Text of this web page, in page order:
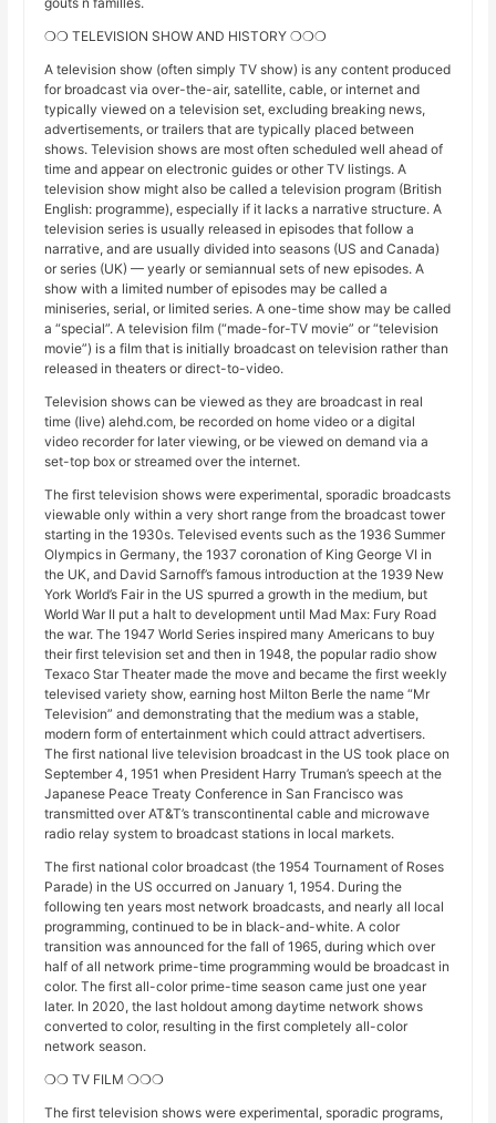
❍❍ TELEVISION SHOW AND HISTORY ❍❍❍
A television show (often simply TV show) is any content produced
for broadcast via over-the-air, satellite, cable, or internet and
typically viewed on a television set, excluding breaking news,
advertisements, or trailers that are typically placed between
shows. Television shows are most often scheduled well ahead of
time and appear on electronic guides or other TV listings. A
television show might also be called a television program (British
English: programme), especially if it lacks a narrative structure. A
television series is usually released in episodes that follow a
narrative, and are usually divided into seasons (US and Canada)
or series (UK) — yearly or semiannual sets of new episodes. A
show with a limited number of episodes may be called a
miniseries, serial, or limited series. A one-time show may be called
a “special”. A television film (“made-for-TV movie” or “television
movie”) is a film that is initially broadcast on television rather than
released in theaters or direct-to-video.
Television shows can be viewed as they are broadcast in real
time (live) alehd.com, be recorded on home video or a digital
video recorder for later viewing, or be viewed on demand via a
set-top box or streamed over the internet.
The first television shows were experimental, sporadic broadcasts
viewable only within a very short range from the broadcast tower
starting in the 1930s. Televised events such as the 1936 Summer
Olympics in Germany, the 1937 coronation of King George VI in
the UK, and David Sarnoff’s famous introduction at the 1939 New
York World’s Fair in the US spurred a growth in the medium, but
World War II put a halt to development until Mad Max: Fury Road
the war. The 1947 World Series inspired many Americans to buy
their first television set and then in 1948, the popular radio show
Texaco Star Theater made the move and became the first weekly
televised variety show, earning host Milton Berle the name “Mr
Television” and demonstrating that the medium was a stable,
modern form of entertainment which could attract advertisers.
The first national live television broadcast in the US took place on
September 4, 1951 when President Harry Truman’s speech at the
Japanese Peace Treaty Conference in San Francisco was
transmitted over AT&T’s transcontinental cable and microwave
radio relay system to broadcast stations in local markets.
The first national color broadcast (the 1954 Tournament of Roses
Parade) in the US occurred on January 1, 1954. During the
following ten years most network broadcasts, and nearly all local
programming, continued to be in black-and-white. A color
transition was announced for the fall of 1965, during which over
half of all network prime-time programming would be broadcast in
color. The first all-color prime-time season came just one year
later. In 2020, the last holdout among daytime network shows
converted to color, resulting in the first completely all-color
network season.
❍❍ TV FILM ❍❍❍
The first television shows were experimental, sporadic programs,